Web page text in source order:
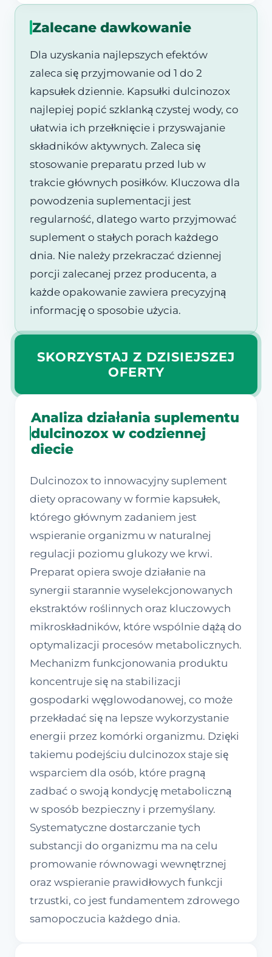
Zalecane dawkowanie
Dla uzyskania najlepszych efektów
zaleca się przyjmowanie od 1 do 2
kapsułek dziennie. Kapsułki dulcinozox
najlepiej popić szklanką czystej wody, co
ułatwia ich przełknięcie i przyswajanie
składników aktywnych. Zaleca się
stosowanie preparatu przed lub w
trakcie głównych posiłków. Kluczowa dla
powodzenia suplementacji jest
regularność, dlatego warto przyjmować
suplement o stałych porach każdego
dnia. Nie należy przekraczać dziennej
porcji zalecanej przez producenta, a
każde opakowanie zawiera precyzyjną
informację o sposobie użycia.
SKORZYSTAJ Z DZISIEJSZEJ
OFERTY
Analiza działania suplementu
dulcinozox w codziennej
diecie
Dulcinozox to innowacyjny suplement
diety opracowany w formie kapsułek,
którego głównym zadaniem jest
wspieranie organizmu w naturalnej
regulacji poziomu glukozy we krwi.
Preparat opiera swoje działanie na
synergii starannie wyselekcjonowanych
ekstraktów roślinnych oraz kluczowych
mikroskładników, które wspólnie dążą do
optymalizacji procesów metabolicznych.
Mechanizm funkcjonowania produktu
koncentruje się na stabilizacji
gospodarki węglowodanowej, co może
przekładać się na lepsze wykorzystanie
energii przez komórki organizmu. Dzięki
takiemu podejściu dulcinozox staje się
wsparciem dla osób, które pragną
zadbać o swoją kondycję metaboliczną
w sposób bezpieczny i przemyślany.
Systematyczne dostarczanie tych
substancji do organizmu ma na celu
promowanie równowagi wewnętrznej
oraz wspieranie prawidłowych funkcji
trzustki, co jest fundamentem zdrowego
samopoczucia każdego dnia.